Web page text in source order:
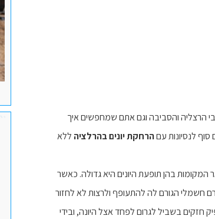
הרצליה והסביבה וגם אתם שמחפשים איך
לנסיונות עםהרחקת יונים בהרלציה ללא
המקומות בהן תופעת היונים היא גדולה. כאשר
חשמלי הגורם לה להתעופף ולרצות לא לחזור
בשביל לגרום לפחד אצל היונה, ובידי